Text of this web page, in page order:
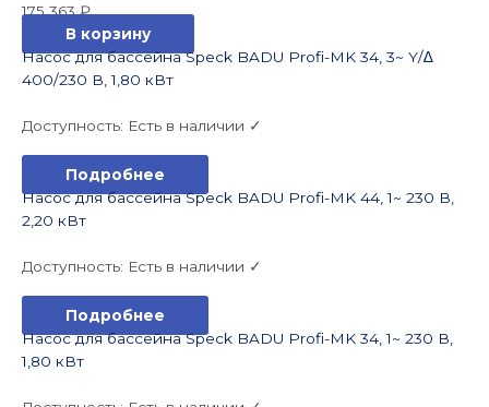
175 363₽
В корзину
Насос для бассейна Speck BADU Profi-MK 34, 3~ Y/∆
400/230 В, 1,80 кВт
Доступность: Есть в наличии ✓
Подробнее
Насос для бассейна Speck BADU Profi-MK 44, 1~ 230 В,
2,20 кВт
Доступность: Есть в наличии ✓
Подробнее
Насос для бассейна Speck BADU Profi-MK 34, 1~ 230 В,
1,80 кВт